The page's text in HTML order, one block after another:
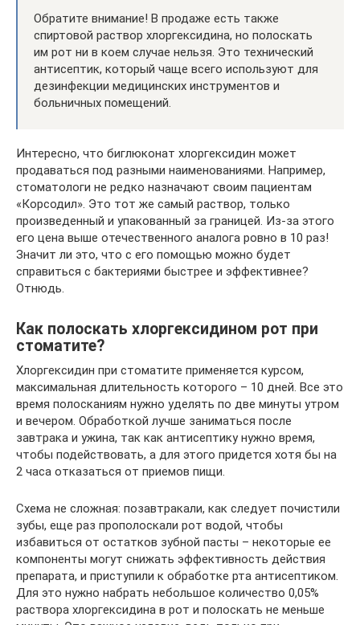
Обратите внимание! В продаже есть также
спиртовой раствор хлоргексидина, но полоскать
им рот ни в коем случае нельзя. Это технический
антисептик, который чаще всего используют для
дезинфекции медицинских инструментов и
больничных помещений.
Интересно, что биглюконат хлоргексидин может
продаваться под разными наименованиями. Например,
стоматологи не редко назначают своим пациентам
«Корсодил». Это тот же самый раствор, только
произведенный и упакованный за границей. Из-за этого
его цена выше отечественного аналога ровно в 10 раз!
Значит ли это, что с его помощью можно будет
справиться с бактериями быстрее и эффективнее?
Отнюдь.
Как полоскать хлоргексидином рот при
стоматите?
Хлоргексидин при стоматите применяется курсом,
максимальная длительность которого – 10 дней. Все это
время полосканиям нужно уделять по две минуты утром
и вечером. Обработкой лучше заниматься после
завтрака и ужина, так как антисептику нужно время,
чтобы подействовать, а для этого придется хотя бы на
2 часа отказаться от приемов пищи.
Схема не сложная: позавтракали, как следует почистили
зубы, еще раз прополоскали рот водой, чтобы
избавиться от остатков зубной пасты – некоторые ее
компоненты могут снижать эффективность действия
препарата, и приступили к обработке рта антисептиком.
Для это нужно набрать небольшое количество 0,05%
раствора хлоргексидина в рот и полоскать не меньше